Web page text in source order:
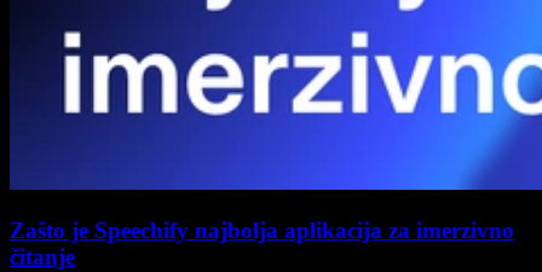
Zašto je Speechify najbolja aplikacija za imerzivno
čitanje